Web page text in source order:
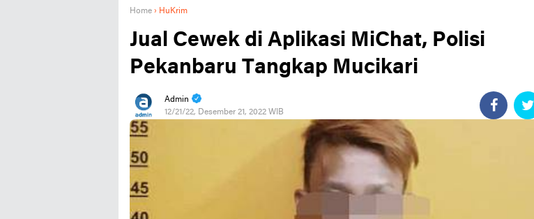
Home › HuKrim
Jual Cewek di Aplikasi MiChat, Polisi
Pekanbaru Tangkap Mucikari
Admin
12/21/22, Desember 21, 2022 WIB